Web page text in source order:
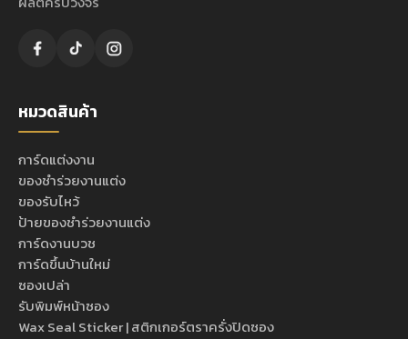
หมวดสินค้า
การ์ดแต่งงาน
ของชำร่วยงานแต่ง
ของรับไหว้
ป้ายของชำร่วยงานแต่ง
การ์ดงานบวช
การ์ดขึ้นบ้านใหม่
ซองเปล่า
รับพิมพ์หน้าซอง
Wax Seal Sticker | สติกเกอร์ตราครั่งปิดซอง